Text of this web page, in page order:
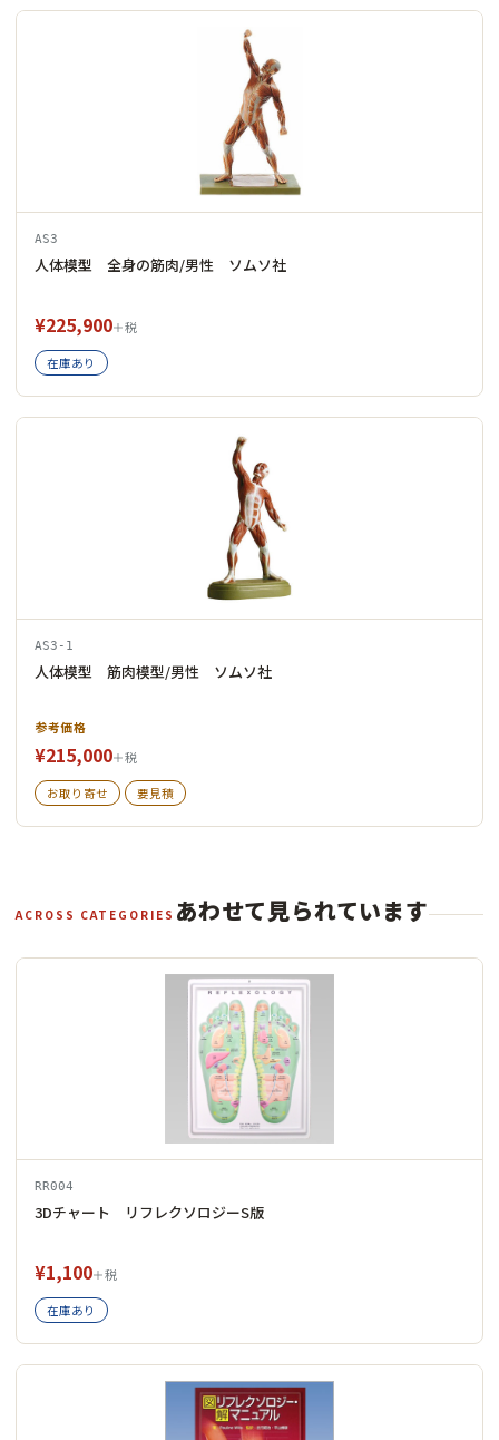
AS3
人体模型 全身の筋肉/男性 ソムソ社
¥225,900＋税
在庫あり
AS3-1
人体模型 筋肉模型/男性 ソムソ社
参考価格
¥215,000＋税
お取り寄せ 要見積
ACROSS CATEGORIES あわせて見られています
RR004
3Dチャート リフレクソロジーS版
¥1,100＋税
在庫あり